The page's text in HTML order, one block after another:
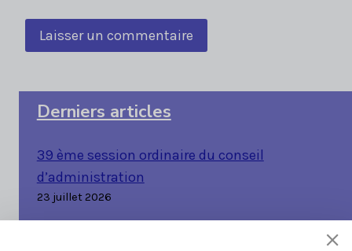
Derniers articles
39 ème session ordinaire du conseil
d’administration
23 juillet 2026
Coupe Corporative des travailleurs (Coupe CORPO)